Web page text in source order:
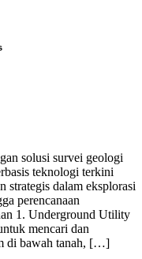
solusi survei geologi
teknologi terkini
strategis dalam eksplorasi
perencanaan
1. Underground Utility
mencari dan
di bawah tanah, […]